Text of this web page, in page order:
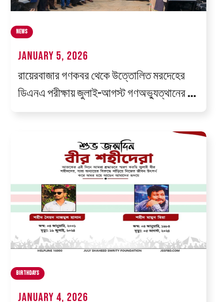
News
January 5, 2026
রায়েরবাজার গণকবর থেকে উত্তোলিত মরদেহের
ডিএনএ পরীক্ষায় জুলাই–আগস্ট গণঅভ্যুত্থানের ৮
Birthdays
January 4, 2026